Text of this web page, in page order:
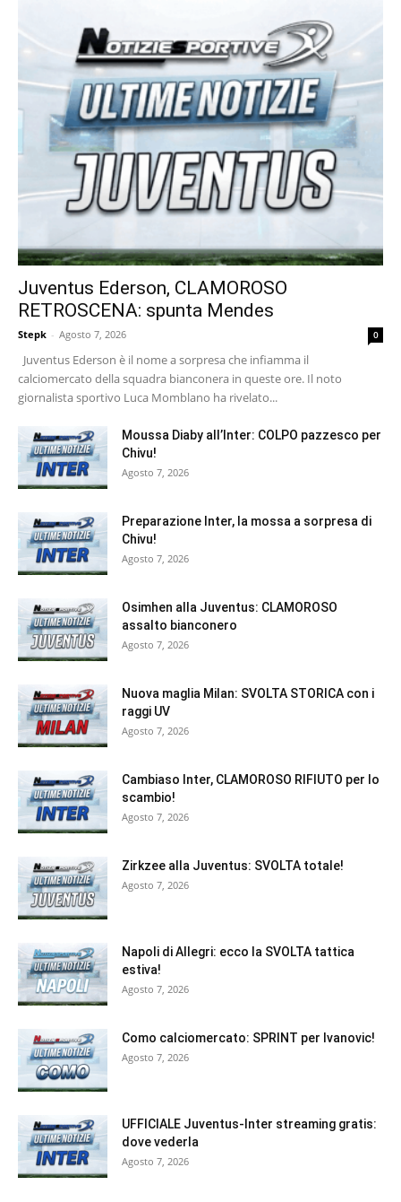
Juventus Ederson, CLAMOROSO
RETROSCENA: spunta Mendes
Stepk - Agosto 7, 2026 0
Juventus Ederson è il nome a sorpresa che infiamma il
calciomercato della squadra bianconera in queste ore. Il noto
giornalista sportivo Luca Momblano ha rivelato...
Moussa Diaby all’Inter: COLPO pazzesco per
Chivu!
Agosto 7, 2026
Preparazione Inter, la mossa a sorpresa di
Chivu!
Agosto 7, 2026
Osimhen alla Juventus: CLAMOROSO
assalto bianconero
Agosto 7, 2026
Nuova maglia Milan: SVOLTA STORICA con i
raggi UV
Agosto 7, 2026
Cambiaso Inter, CLAMOROSO RIFIUTO per lo
scambio!
Agosto 7, 2026
Zirkzee alla Juventus: SVOLTA totale!
Agosto 7, 2026
Napoli di Allegri: ecco la SVOLTA tattica
estiva!
Agosto 7, 2026
Como calciomercato: SPRINT per Ivanovic!
Agosto 7, 2026
UFFICIALE Juventus-Inter streaming gratis:
dove vederla
Agosto 7, 2026